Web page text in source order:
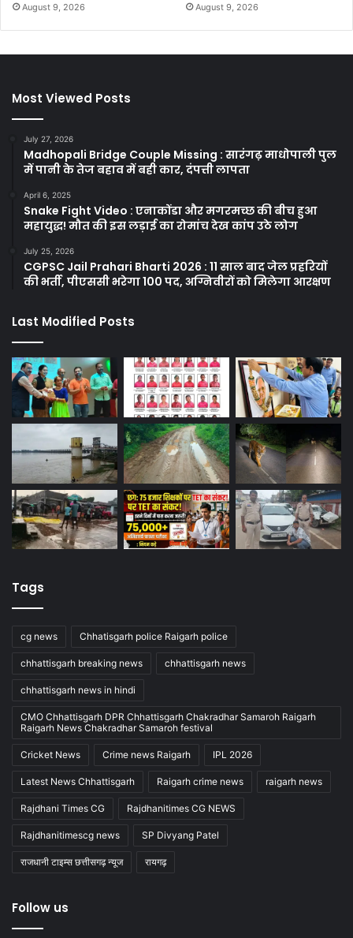
August 9, 2026 August 9, 2026
Most Viewed Posts
July 27, 2026
Madhopali Bridge Couple Missing : सारंगढ़ माधोपाली पुल
में पानी के तेज बहाव में बही कार, दंपत्ती लापता
April 6, 2025
Snake Fight Video : एनाकोंडा और मगरमच्छ की बीच हुआ
महायुद्ध! मौत की इस लड़ाई का रोमांच देख कांप उठे लोग
July 25, 2026
CGPSC Jail Prahari Bharti 2026 : 11 साल बाद जेल प्रहरियों
की भर्ती, पीएससी भरेगा 100 पद, अग्निवीरों को मिलेगा आरक्षण
Last Modified Posts
Tags
cg news Chhatisgarh police Raigarh police
chhattisgarh breaking news chhattisgarh news
chhattisgarh news in hindi
CMO Chhattisgarh DPR Chhattisgarh Chakradhar Samaroh Raigarh
Raigarh News Chakradhar Samaroh festival
Cricket News Crime news Raigarh IPL 2026
Latest News Chhattisgarh Raigarh crime news raigarh news
Rajdhani Times CG Rajdhanitimes CG NEWS
Rajdhanitimescg news SP Divyang Patel
राजधानी टाइम्स छत्तीसगढ़ न्यूज रायगढ़
Follow us